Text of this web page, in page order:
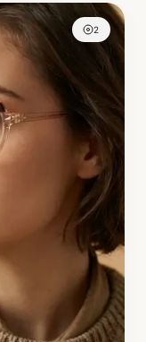
2